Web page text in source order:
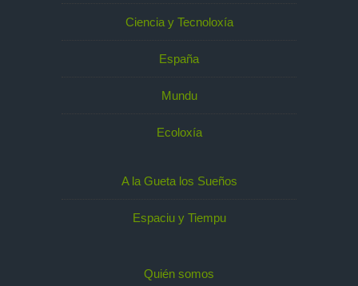
Ciencia y Tecnoloxía
España
Mundu
Ecoloxía
A la Gueta los Sueños
Espaciu y Tiempu
Quién somos